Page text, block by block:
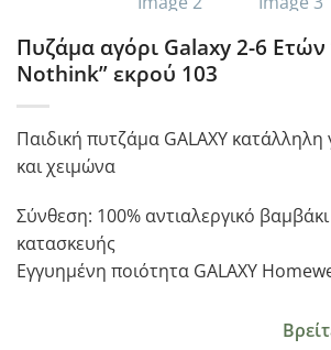
Πυζάμα αγόρι Galaxy 2-6
Nothink” εκρού 103
Παιδική πυτζάμα GALAXY
και χειμώνα
Σύνθεση: 100% αντιαλεργικό
κατασκευής
Εγγυημένη ποιότητα GALAXY